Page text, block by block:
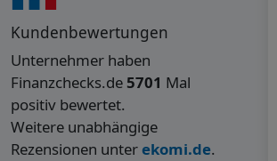
Kundenbewertungen
Unternehmer haben
Finanzchecks.de 5701 Mal
positiv bewertet.
Weitere unabhängige
Rezensionen unterekomi.de.